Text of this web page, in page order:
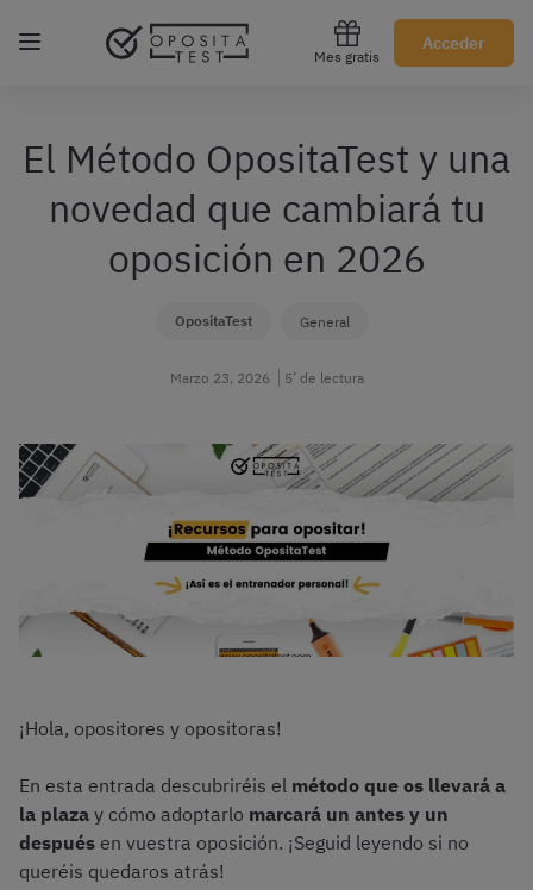
Mes gratis
Acceder
Regístrate gratis
El Método OpositaTest y una
novedad que cambiará tu
oposición en 2026
OpositaTest General
Marzo 23, 2026 5’ de lectura
¡Hola, opositores y opositoras!
En esta entrada descubriréis el método que os llevará a
la plaza y cómo adoptarlo marcará un antes y un
después en vuestra oposición. ¡Seguid leyendo si no
queréis quedaros atrás!